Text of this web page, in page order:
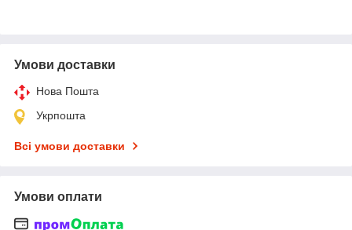
Умови доставки
Нова Пошта
Укрпошта
Всі умови доставки
Умови оплати